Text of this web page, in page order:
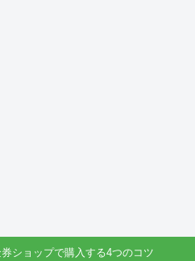
ショップで購入する4つのコツ